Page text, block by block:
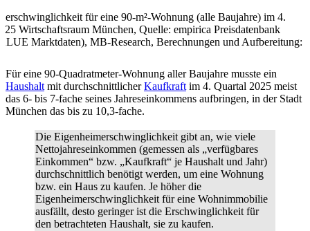
für eine 90-m²-Wohnung (alle Baujahre) im 4.
Wirtschaftsraum München, Quelle: empirica Preisdatenbank
Marktdaten), MB-Research, Berechnungen und Aufbereitung:
Für eine 90-Quadratmeter-Wohnung aller Baujahre musste ein
Haushaltmit durchschnittlicherKaufkraftim 4. Quartal 2025 meist
das 6- bis 7-fache seines Jahreseinkommens aufbringen, in der Stadt
München das bis zu 10,3-fache.
Die Eigenheimerschwinglichkeitgibt an, wie viele
Nettojahreseinkommen (gemessen als „verfügbares
Einkommen“ bzw. „Kaufkraft“ je Haushalt und Jahr)
durchschnittlich benötigt werden, um eine Wohnung
bzw. ein Haus zu kaufen. Je höher die
Eigenheimerschwinglichkeit für eine Wohnimmobilie
ausfällt, desto geringer ist die Erschwinglichkeit für
den betrachteten Haushalt, sie zu kaufen.